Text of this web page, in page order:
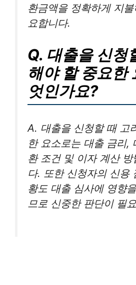
환금액을 정확하게 지
요합니다.
Q. 대출을 신청
해야 할 중요한
엇인가요?
A. 대출을 신청할 때 고
한 요소로는 대출 금리,
환 조건 및 이자 계산
다. 또한 신청자의 신용
황도 대출 심사에 영향
므로 신중한 판단이 필